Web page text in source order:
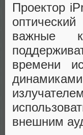
Проектор
важные
времени
внешним